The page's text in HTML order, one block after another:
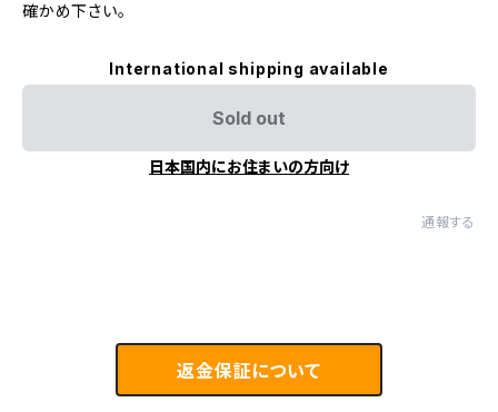
確かめ下さい。
International shipping available
Sold out
日本国内にお住まいの方向け
通報する
返金保証について